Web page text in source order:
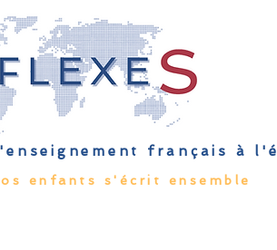
français à
enfants s'écrit ensemble